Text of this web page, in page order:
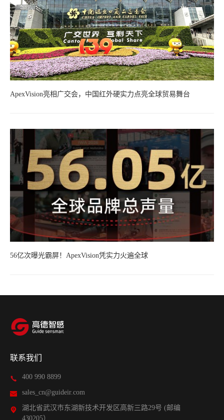
ApexVision亮相广交会，中国红外硬实力点亮全球贸易舞台
56亿次曝光霸屏！ApexVision凭实力火遍全球
联系我们
400 990 8899
sales_cn@guideir.com
湖北省武汉市东湖新技术开发区高新三路29号 (邮编
430205）